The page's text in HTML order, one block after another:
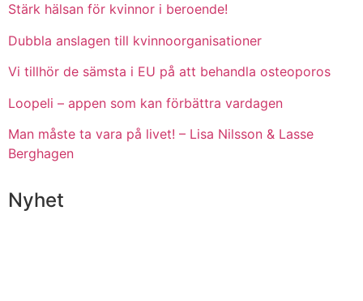
Stärk hälsan för kvinnor i beroende!
Dubbla anslagen till kvinnoorganisationer
Vi tillhör de sämsta i EU på att behandla osteoporos
Loopeli – appen som kan förbättra vardagen
Man måste ta vara på livet! – Lisa Nilsson & Lasse
Berghagen
Nyhet